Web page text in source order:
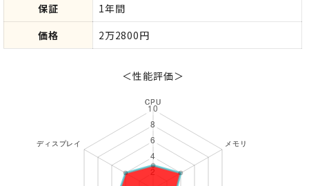
保証
1年間
価格
2万2800円
＜性能評価＞